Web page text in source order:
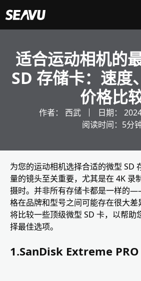
适合运动相机的
SD 存储卡：速度
价格比
作者： 西武 日期：
阅读时间：5分
为您的运动相机选择合适的微型 SD
量的镜头至关重要，尤其是在 4K 录
摄时。并非所有存储卡都是一样的
格在品牌和型号之间可能存在很大
将比较一些顶级微型 SD 卡，以帮助
择最佳选项。
1.SanDisk Extreme PRO